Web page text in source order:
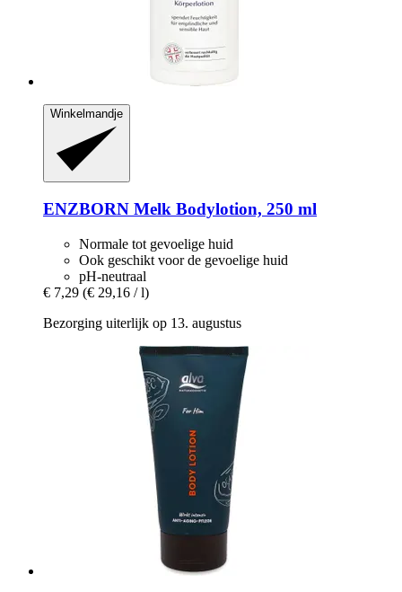
Winkelmandje
ENZBORN Melk Bodylotion, 250 ml
Normale tot gevoelige huid
Ook geschikt voor de gevoelige huid
pH-neutraal
€ 7,29 (€ 29,16 / l)
Bezorging uiterlijk op 13. augustus